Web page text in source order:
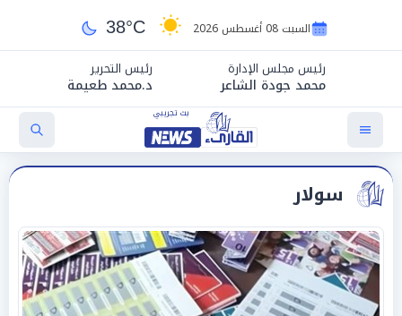
السبت 08 أغسطس 2026 38°C
رئيس مجلس الإدارة
محمد جودة الشاعر
رئيس التحرير
د.محمد طعيمة
سولار